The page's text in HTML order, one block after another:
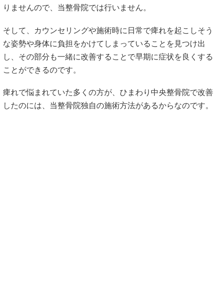
りませんので、当整骨院では行いません。
そして、カウンセリングや施術時に日常で痺れを起こしそう
な姿勢や身体に負担をかけてしまっていることを見つけ出
し、その部分も一緒に改善することで早期に症状を良くする
ことができるのです。
痺れで悩まれていた多くの方が、ひまわり中央整骨院で改善
したのには、当整骨院独自の施術方法があるからなのです。